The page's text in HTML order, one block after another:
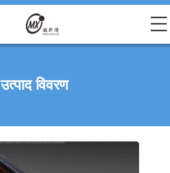
उत्पाद विवरण